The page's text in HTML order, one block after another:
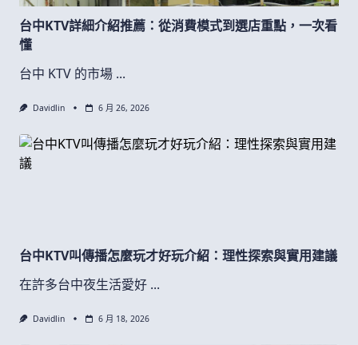
台中KTV詳細介紹推薦：從消費模式到選店重點，一次看
懂
台中 KTV 的市場 ...
Davidlin 6 月 26, 2026
台中KTV叫傳播怎麼玩才好玩介紹：理性探索與實用建議
在許多台中夜生活愛好 ...
Davidlin 6 月 18, 2026